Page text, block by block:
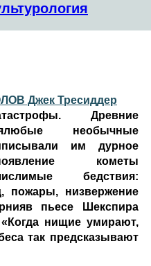
Джек Тресиддер
Древние
необычные
им дурное
кометы
бедствия:
пожары, низвержение
пьесе Шекспира
нищие умирают,
так предсказывают